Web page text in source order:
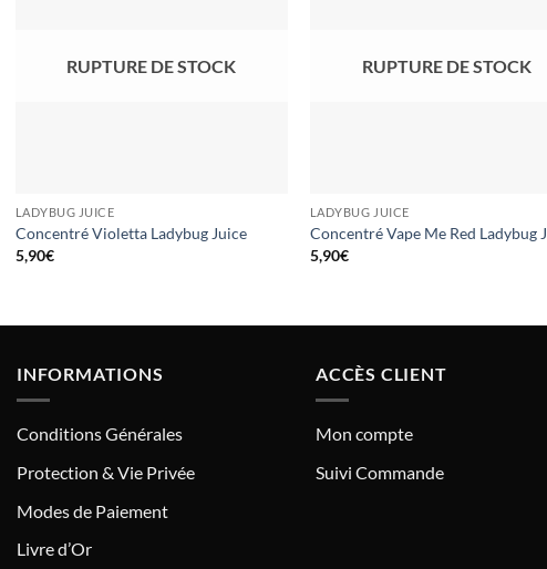
RUPTURE DE STOCK
LADYBUG JUICE
Concentré Violetta Ladybug Juice
5,90€
RUPTURE DE STOCK
LADYBUG JUICE
Concentré Vape Me Red Ladybug
5,90€
INFORMATIONS
Conditions Générales
Protection & Vie Privée
Modes de Paiement
Livre d’Or
ACCÈS CLIENT
Mon compte
Suivi Commande